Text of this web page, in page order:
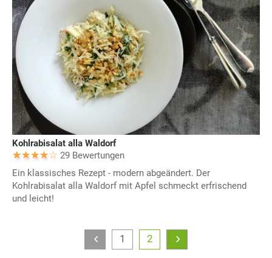
Kohlrabisalat alla Waldorf
29 Bewertungen
Ein klassisches Rezept - modern abgeändert. Der
Kohlrabisalat alla Waldorf mit Apfel schmeckt erfrischend
und leicht!
1 2